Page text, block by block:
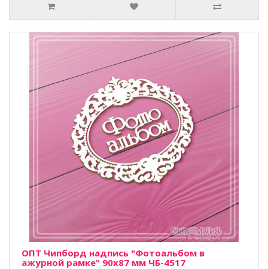
ОПТ Чипборд надпись "Фотоальбом в
ажурной рамке" 90х87 мм ЧБ-4517